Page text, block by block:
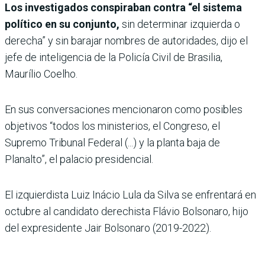
Los investigados conspiraban contra “el sistema
político en su conjunto, sin determinar izquierda o
derecha” y sin barajar nombres de autoridades, dijo el
jefe de inteligencia de la Policía Civil de Brasilia,
Maurílio Coelho.
En sus conversaciones mencionaron como posibles
objetivos “todos los ministerios, el Congreso, el
Supremo Tribunal Federal (...) y la planta baja de
Planalto”, el palacio presidencial.
El izquierdista Luiz Inácio Lula da Silva se enfrentará en
octubre al candidato derechista Flávio Bolsonaro, hijo
del expresidente Jair Bolsonaro (2019-2022).